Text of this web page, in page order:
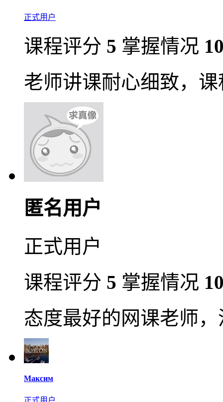
正式用户
课程评分 5 掌握情况
老师讲课耐心细致，
匿名用户
正式用户
课程评分 5 掌握情况
态度最好的网课老师
Максим
正式用户